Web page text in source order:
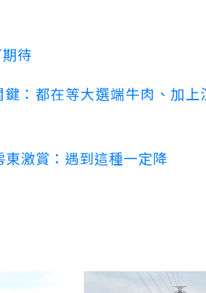
待
：都在等大選端牛肉、加上
激賞：遇到這種一定降